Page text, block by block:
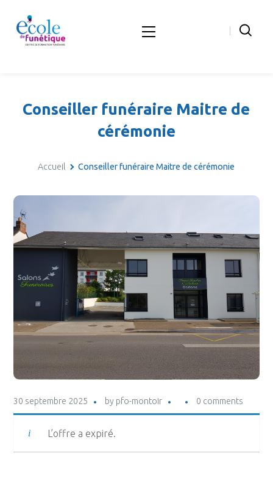
Conseiller funéraire Maitre de
cérémonie
Accueil Conseiller funéraire Maitre de cérémonie
30 septembre 2025 by pfo-montoir 0 comments
L’offre a expiré.